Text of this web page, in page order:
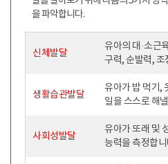
을 파악합니다.
신체발달
유아의 대·소근
구력, 순발력, 조
생활습관발달
유아가 밥 먹기,
일을 스스로 해
사회성발달
유아가 또래 및
능력을 측정합니